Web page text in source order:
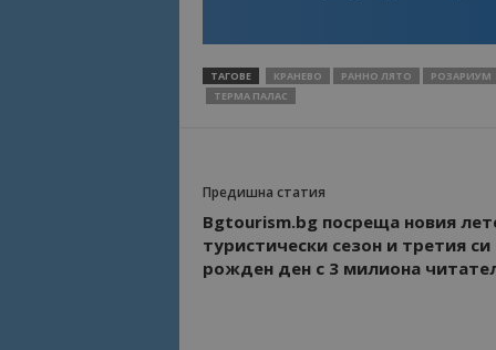
ТАГОВЕ КРАНЕВО РАННО ЛЯТО РОЗАРИУМ
ТЕРМА ПАЛАС
Предишна статия
Bgtourism.bg посреща новия
туристически сезон и третия си
рожден ден с 3 милиона
_ga